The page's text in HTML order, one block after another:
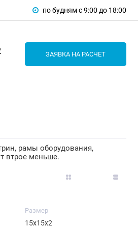
по будням с 9:00 до 18:00
ЗАЯВКА НА РАСЧЕТ
рамы оборудования,
втрое меньше.
Размер
15х15х2